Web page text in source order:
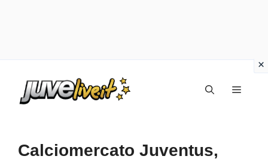
Menu
Calciomercato Juventus,